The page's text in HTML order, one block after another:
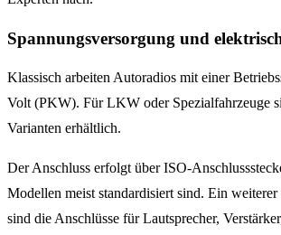
Spannungsversorgung und
Klassisch arbeiten Autoradios mit einer
Volt (PKW). Für LKW oder Spezialfahrzeuge
Varianten erhältlich.
Der Anschluss erfolgt über ISO-
Modellen meist standardisiert sind. Ein
sind die Anschlüsse für Lautsprecher,